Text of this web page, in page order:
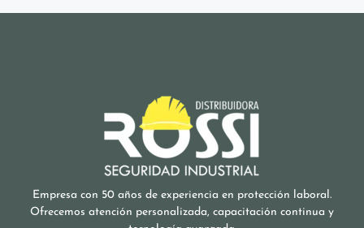
Empresa con 50 años de experiencia en protección laboral.
Ofrecemos atención personalizada, capacitación continua y